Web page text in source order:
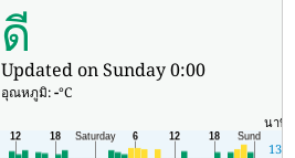
ดี
Updated on Sunday 0:00
อุณหภูมิ:-°C
นาที
13